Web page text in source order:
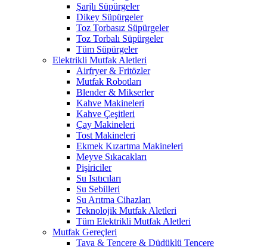
Şarjlı Süpürgeler
Dikey Süpürgeler
Toz Torbasız Süpürgeler
Toz Torbalı Süpürgeler
Tüm Süpürgeler
Elektrikli Mutfak Aletleri
Airfryer & Fritözler
Mutfak Robotları
Blender & Mikserler
Kahve Makineleri
Kahve Çeşitleri
Çay Makineleri
Tost Makineleri
Ekmek Kızartma Makineleri
Meyve Sıkacakları
Pişiriciler
Su Isıtıcıları
Su Sebilleri
Su Arıtma Cihazları
Teknolojik Mutfak Aletleri
Tüm Elektrikli Mutfak Aletleri
Mutfak Gereçleri
Tava & Tencere & Düdüklü Tencere